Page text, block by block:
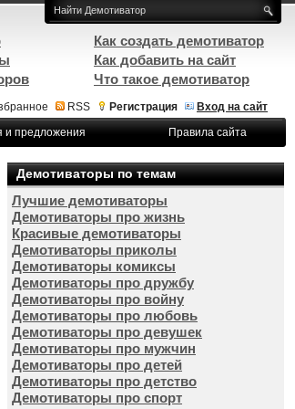
RSS Регистрация
Вход на сайт
и предложения Правила сайта
Демотиваторы по темам
Лучшие демотиваторы
Демотиваторы про жизнь
Красивые демотиваторы
Демотиваторы приколы
Демотиваторы комиксы
Демотиваторы про дружбу
Демотиваторы про войну
Демотиваторы про любовь
Демотиваторы про девушек
Демотиваторы про мужчин
Демотиваторы про детей
Демотиваторы про детство
Демотиваторы про спорт
Как создать демотиватор
Как добавить на сайт
Что такое демотиватор